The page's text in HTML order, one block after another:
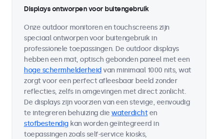
Displays ontworpen voor buitengebruik
Onze outdoor monitoren en touchscreens zijn
speciaal ontworpen voor buitengebruik in
professionele toepassingen. De outdoor displays
hebben een mat, optisch gebonden paneel met een
hoge schermhelderheid van minimaal 1000 nits, wat
zorgt voor een perfect afleesbaar beeld zonder
reflecties, zelfs in omgevingen met direct zonlicht.
De displays zijn voorzien van een stevige, eenvoudig
te integreren behuizing die waterdichten
stofbestendig kan worden geïntegreerd in
toepassingen zoals self-service kiosks,